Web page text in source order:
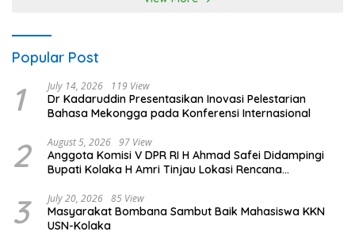
Popular Post
1 July 14, 2026 119 View
Dr Kadaruddin Presentasikan Inovasi Pelestarian
Bahasa Mekongga pada Konferensi Internasional
2 August 5, 2026 97 View
Anggota Komisi V DPR RI H Ahmad Safei Didampingi
Bupati Kolaka H Amri Tinjau Lokasi Rencana
Wundulako
3 July 20, 2026 85 View
Masyarakat Bombana Sambut Baik Mahasiswa KKN
USN-Kolaka